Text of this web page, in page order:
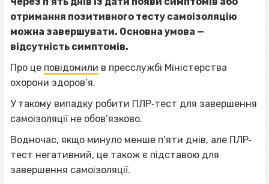
отримання позитивного тесту самоізоляцію
можна завершувати. Основна умова —
відсутність симптомів.
Про це повідомили в пресслужбі Міністерства
охорони здоров’я.
У такому випадку робити ПЛР‐тест для завершення
самоізоляції не обов’язково.
Водночас, якщо минуло менше п’яти днів, але ПЛР‐
тест негативний, це також є підставою для
завершення самоізоляції.